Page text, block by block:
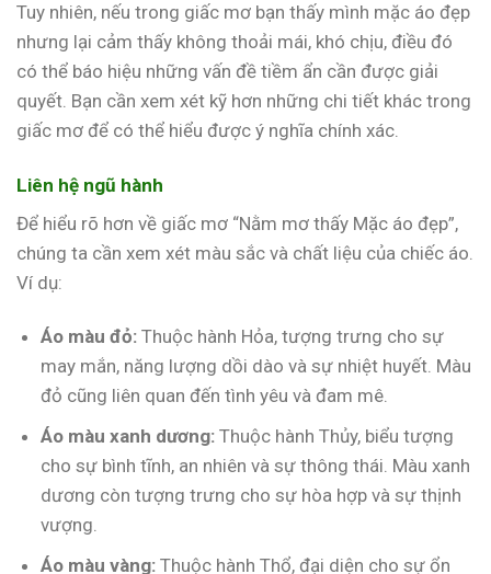
Tuy nhiên, nếu trong giấc mơ bạn thấy mình mặc áo đẹp
nhưng lại cảm thấy không thoải mái, khó chịu, điều đó
có thể báo hiệu những vấn đề tiềm ẩn cần được giải
quyết. Bạn cần xem xét kỹ hơn những chi tiết khác trong
giấc mơ để có thể hiểu được ý nghĩa chính xác.
Liên hệ ngũ hành
Để hiểu rõ hơn về giấc mơ “Nằm mơ thấy Mặc áo đẹp”,
chúng ta cần xem xét màu sắc và chất liệu của chiếc áo.
Ví dụ:
Áo màu đỏ: Thuộc hành Hỏa, tượng trưng cho sự
may mắn, năng lượng dồi dào và sự nhiệt huyết. Màu
đỏ cũng liên quan đến tình yêu và đam mê.
Áo màu xanh dương: Thuộc hành Thủy, biểu tượng
cho sự bình tĩnh, an nhiên và sự thông thái. Màu xanh
dương còn tượng trưng cho sự hòa hợp và sự thịnh
vượng.
Áo màu vàng: Thuộc hành Thổ, đại diện cho sự ổn